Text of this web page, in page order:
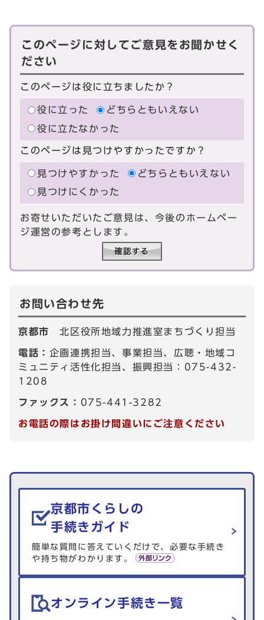
このページに対してご意見をお聞かせく
ださい
このページは役に立ちましたか？
役に立った
どちらともいえない
役に立たなかった
このページは見つけやすかったですか？
見つけやすかった
どちらともいえない
見つけにくかった
お寄せいただいたご意見は、今後のホームペー
ジ運営の参考とします。
お問い合わせ先
京都市北区役所地域力推進室まちづくり担当
電話： 企画連携担当、事業担当、広聴・地域コ
ミュニティ活性化担当、振興担当：075-432-
1208
ファックス： 075-441-3282
お電話の際はお掛け間違いにご注意ください
生活情報を探す
京都市くらしの
手続きガイド
簡単な質問に答えていくだけで、必要な手続き
や持ち物がわかります。
オンライン手続き一覧